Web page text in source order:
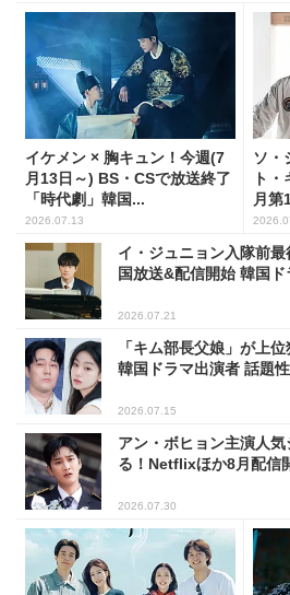
イケメン × 胸キュン！今週(7
月13日～) BS・CSで放送終了
「時代劇」韓国...
2026.07.13
ソ・
ト
月第
イ・ジュニョン入隊前
国放送&配信開始 韓国ド
2026.07.21
「キム部長父娘」が上
韓国ドラマ出演者 話題
2026.07.15
アン・ボヒョン主演人気
る！Netflixほか8月配信
2026.07.30